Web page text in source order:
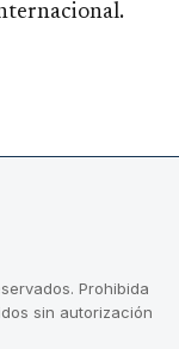
Prohibida
sin autorización